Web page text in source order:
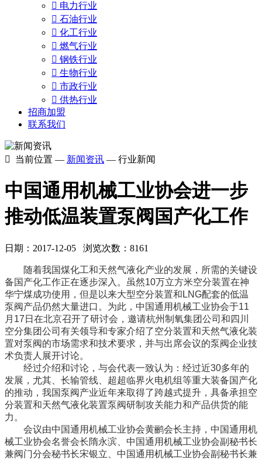
 电力行业
 石油行业
 化工行业
 燃气行业
 钢铁行业
 生物行业
 市政行业
 供热行业
招商加盟
联系我们
 当前位置 — 新闻资讯 — 行业新闻
中国通用机械工业协会进一步
推动低温装置泵阀国产化工作
日期：2017-12-05 浏览次数：8161
随着我国煤化工和天然气液化产业的发展，所需的关键设
备国产化工作正在逐步深入。虽然10万立方米空分装置在神
华宁煤成功使用，但是以来大型空分装置和LNG配套的低温
泵阀产品仍然大量进口。为此，中国通用机械工业协会于11
月17日在北京召开了研讨会，邀请杭州制氧集团公司和四川
空分集团公司有关领导和专家介绍了空分装置和天然气液化装
置对泵阀的市场需求和技术要求，并与出席会议的泵阀企业技
术负责人展开讨论。
经过介绍和讨论，与会代表一致认为：经过近30多年的
发展，尤其、长输管线、超超临界火电机组等重大装备国产化
的推动，我国泵阀产业近年来取得了跨越式提升，具备承担空
分装置和天然气液化装置泵阀研制攻关能力和产品供货的能
力。
会议由中国通用机械工业协会黄鹂会长主持，中国通用机
械工业协会名誉会长隋永滨、中国通用机械工业协会副秘书长
兼阀门分会秘书长宋银立、中国通用机械工业协会副秘书长兼